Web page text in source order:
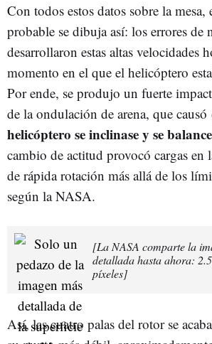
Con todos estos datos sobre la mesa,
probable se dibuja así: los errores de
desarrollaron estas altas velocidades
momento en el que el helicóptero
Por ende, se produjo un fuerte
de la ondulación de arena, que causó
helicóptero se inclinase y se
cambio de actitud provocó cargas en
de rápida rotación más allá de los
según la NASA.
[La NASA comparte la
detallada hasta ahora:
píxeles]
Así, las cuatro palas del rotor se